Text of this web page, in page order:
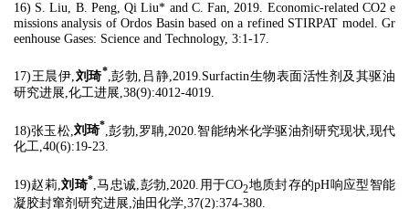
16) S. Liu, B. Peng, Qi Liu* and C. Fan, 2019. Economic-related CO2 e
missions analysis of Ordos Basin based on a refined STIRPAT model. Gr
eenhouse Gases: Science and Technology, 3:1-17.
17)王晨伊, 刘琦* ,彭勃,吕静,2019.Surfactin生物表面活性剂及其驱油
研究进展,化工进展,38(9):4012-4019.
18)张玉松, 刘琦* ,彭勃,罗聃,2020.智能纳米化学驱油剂研究现状,现代
化工,40(6):19-23.
19)赵莉, 刘琦* ,马忠诚,彭勃,2020.用于CO2地质封存的pH响应型智能
凝胶封窜剂研究进展,油田化学,37(2):374-380.